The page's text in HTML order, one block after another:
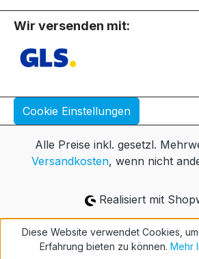
Wir versenden mit:
Cookie Einstellungen
Alle Preise inkl. gesetzl.
Versandkosten, wenn nicht
Realisiert mit
Diese Website verwendet Cookies,
Erfahrung bieten zu können. Mehr